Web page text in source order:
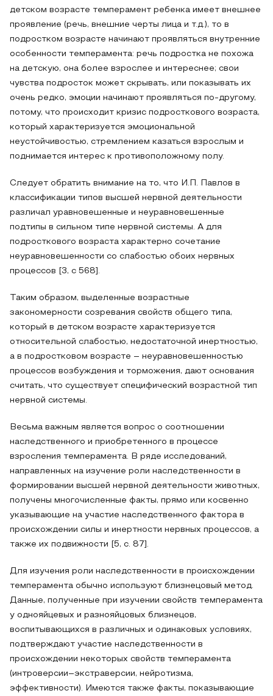
детском возрасте темперамент ребенка имеет внешнее
проявление (речь, внешние черты лица и т.д.), то в
подростком возрасте начинают проявляться внутренние
особенности темперамента: речь подростка не похожа
на детскую, она более взрослее и интереснее; свои
чувства подросток может скрывать, или показывать их
очень редко, эмоции начинают проявляться по-другому,
потому, что происходит кризис подросткового возраста,
который характеризуется эмоциональной
неустойчивостью, стремлением казаться взрослым и
поднимается интерес к противоположному полу.
Следует обратить внимание на то, что И.П. Павлов в
классификации типов высшей нервной деятельности
различал уравновешенные и неуравновешенные
подтипы в сильном типе нервной системы. А для
подросткового возраста характерно сочетание
неуравновешенности со слабостью обоих нервных
процессов [3, с 568].
Таким образом, выделенные возрастные
закономерности созревания свойств общего типа,
который в детском возрасте характеризуется
относительной слабостью, недостаточной инертностью,
а в подростковом возрасте – неуравновешенностью
процессов возбуждения и торможения, дают основания
считать, что существует специфический возрастной тип
нервной системы.
Весьма важным является вопрос о соотношении
наследственного и приобретенного в процессе
взросления темперамента. В ряде исследований,
направленных на изучение роли наследственности в
формировании высшей нервной деятельности животных,
получены многочисленные факты, прямо или косвенно
указывающие на участие наследственного фактора в
происхождении силы и инертности нервных процессов, а
также их подвижности [5, с. 87].
Для изучения роли наследственности в происхождении
темперамента обычно используют близнецовый метод.
Данные, полученные при изучении свойств темперамента
у однояйцевых и разнояйцовых близнецов,
воспитывающихся в различных и одинаковых условиях,
подтверждают участие наследственности в
происхождении некоторых свойств темперамента
(интроверсии–экстраверсии, нейротизма,
эффективности). Имеются также факты, показывающие